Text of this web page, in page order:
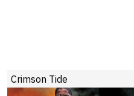
Crimson Tide